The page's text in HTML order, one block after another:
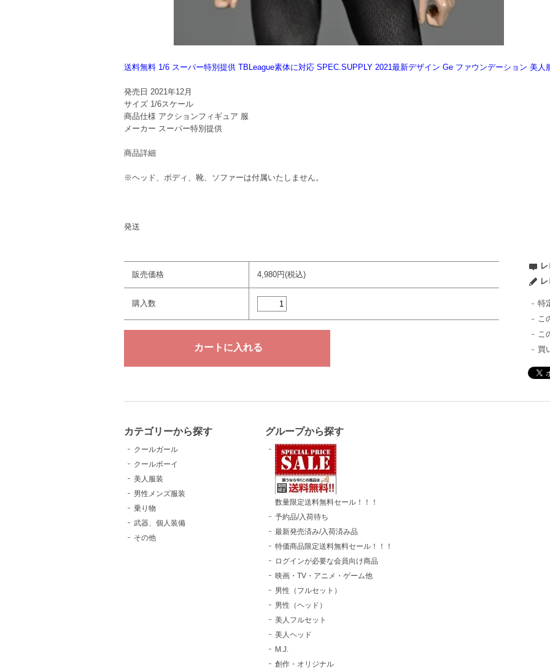
送料無料 1/6 スーパー特別提供 TBLeague素体に対応 SPEC.SUPPLY 2021最新デザイン Ge ファウンデーション 美人
発売日 2021年12月
サイズ 1/6スケール
商品仕様 アクションフィギュア 服
メーカー スーパー特別提供
商品詳細
※ヘッド、ボディ、靴、ソファーは付属いたしません。
発送
販売価格 4,980円(税込)
購入数
特
こ
こ
買
カテゴリーから探す
クールガール
クールボーイ
美人服装
男性メンズ服装
乗り物
武器、個人装備
その他
グループから探す
数量限定送料無料セール！！！
予約品/入荷待ち
最新発売済み/入荷済み品
特価商品限定送料無料セール！！！
ログインが必要な会員向け商品
映画・TV・アニメ・ゲーム他
男性（フルセット）
男性（ヘッド）
美人フルセット
美人ヘッド
M.J.
創作・オリジナル